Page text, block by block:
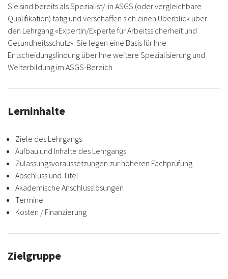
Sie sind bereits als Spezialist/-in ASGS (oder vergleichbare
Qualifikation) tätig und verschaffen sich einen Überblick über
den Lehrgang «Expertin/Experte für Arbeitssicherheit und
Gesundheitsschutz». Sie legen eine Basis für Ihre
Entscheidungsfindung über Ihre weitere Spezialisierung und
Weiterbildung im ASGS-Bereich.
Lerninhalte
Ziele des Lehrgangs
Aufbau und Inhalte des Lehrgangs
Zulassungsvoraussetzungen zur höheren Fachprüfung
Abschluss und Titel
Akademische Anschlusslösungen
Termine
Kosten / Finanzierung
Zielgruppe